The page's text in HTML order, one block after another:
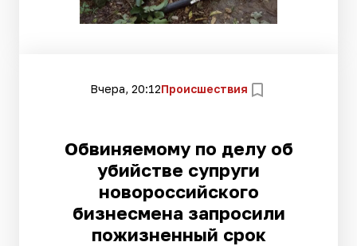
Вчера, 20:12Происшествия
Обвиняемому по делу об
убийстве супруги
новороссийского
бизнесмена запросили
пожизненный срок